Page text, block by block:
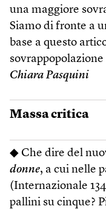
una maggiore
Siamo di fronte a
base a questo
Chiara Pasquini
Massa critica
◆ Che dire del
donne, a cui nelle
(Internazionale
pallini su cinque?